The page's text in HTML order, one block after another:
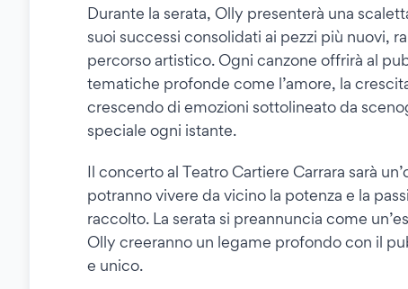
Durante la serata, Olly presenterà una
suoi successi consolidati ai pezzi più nuovi,
percorso artistico. Ogni canzone offrirà al
tematiche profonde come l’amore, la
crescendo di emozioni sottolineato da
speciale ogni istante.
Il concerto al Teatro Cartiere Carrara sarà
potranno vivere da vicino la potenza e la
raccolto. La serata si preannuncia come
Olly creeranno un legame profondo con il
e unico.